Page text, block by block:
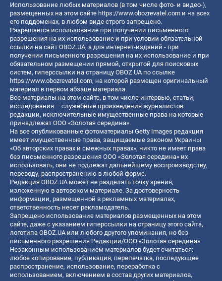
Использование любых материалов (в том числе фото- и видео-),
размещенных на этом сайте https://www.obozrevatel.com и на всех
его поддоменах, в любом виде строго запрещено.
Разрешается использование при получении письменного
разрешения на их использование и при условии обязательной
ссылки на сайт OBOZ.UA, а для интернет-изданий - при
получении письменного разрешения на их использование и при
обязательном размещении прямой, открытой для поисковых
систем, гиперссылки на страницу OBOZ.UA по ссылке
https://www.obozrevatel.com, на которой размещен оригинальный
материал в первом абзаце материала.
Все материалы на этом сайте, в том числе интервью, статьи,
исследования – служебные произведения журналистов
редакции, исключительные имущественные права на которые
принадлежат ООО «Золотая середина».
На все опубликованные фотоматериалы Getty Images редакция
имеет имущественные права, защищаемые законом Украины
«Об авторских правах и смежных правах», никто не имеет права
без письменного разрешения ООО «Золотая середина» их
использовать, они не подлежат дальнейшему воспроизводству,
переводу, распространению в любой форме.
Редакция OBOZ.UA может не разделять точку зрения,
изложенную в авторском материале. За достоверность
информации, размещенной в рекламных материалах,
ответственность несет рекламодатель.
Запрещено использование материалов размещенных на этом
сайте, даже с указанием гиперссылки на страницу этого сайта,
логотипа OBOZ.UA или любого другого упоминания, но без
письменного разрешения Редакции/ООО «Золотая середина»
Незаконным использованием материалов будет считаться:
любое копирование, публикация, перепечатка, последующее
распространение, использование, переработка с
использованием, включением в состав других материалов,